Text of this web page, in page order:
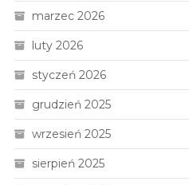
marzec 2026
luty 2026
styczeń 2026
grudzień 2025
wrzesień 2025
sierpień 2025